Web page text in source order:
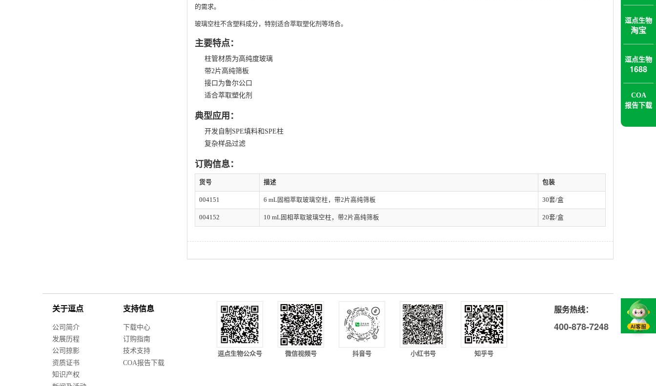
的需求。
玻璃空柱不含塑料成分，特别适合萃取塑化剂等场合。
主要特点：
柱管材质为高纯度玻璃
带2片高纯筛板
接口为鲁尔公口
适合萃取塑化剂
典型应用：
开发自制SPE填料和SPE柱
复杂样品过滤
订购信息：
货号 描述 包装
004151 6 mL固相萃取玻璃空柱，带2片高纯筛板 30套/盒
004152 10 mL固相萃取玻璃空柱，带2片高纯筛板 20套/盒
逗点生物
淘宝
逗点生物
1688
COA
报告下载
关于逗点
公司简介
发展历程
公司掠影
资质证书
知识产权
支持信息
下载中心
订购指南
技术支持
COA报告下载
逗点生物公众号 微信视频号 抖音号 小红书号 知乎号
服务热线：
400-878-7248